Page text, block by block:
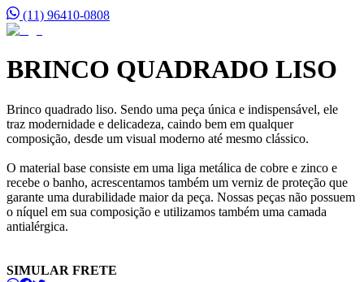
(11) 96410-0808
BRINCO QUADRADO LISO
Brinco quadrado liso. Sendo uma peça única e indispensável, ele
traz modernidade e delicadeza, caindo bem em qualquer
composição, desde um visual moderno até mesmo clássico.
O material base consiste em uma liga metálica de cobre e zinco e
recebe o banho, acrescentamos também um verniz de proteção que
garante uma durabilidade maior da peça. Nossas peças não possuem
o níquel em sua composição e utilizamos também uma camada
antialérgica.
SIMULAR FRETE